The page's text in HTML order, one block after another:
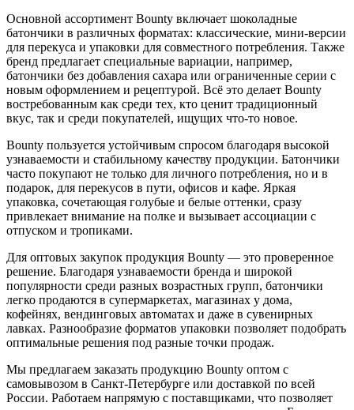
Основной ассортимент Bounty включает шоколадные
батончики в различных форматах: классические, мини-версии
для перекуса и упаковки для совместного потребления. Также
бренд предлагает специальные вариации, например,
батончики без добавления сахара или ограниченные серии с
новым оформлением и рецептурой. Всё это делает Bounty
востребованным как среди тех, кто ценит традиционный
вкус, так и среди покупателей, ищущих что-то новое.
Bounty пользуется устойчивым спросом благодаря высокой
узнаваемости и стабильному качеству продукции. Батончики
часто покупают не только для личного потребления, но и в
подарок, для перекусов в пути, офисов и кафе. Яркая
упаковка, сочетающая голубые и белые оттенки, сразу
привлекает внимание на полке и вызывает ассоциации с
отпуском и тропиками.
Для оптовых закупок продукция Bounty — это проверенное
решение. Благодаря узнаваемости бренда и широкой
популярности среди разных возрастных групп, батончики
легко продаются в супермаркетах, магазинах у дома,
кофейнях, вендинговых автоматах и даже в сувенирных
лавках. Разнообразие форматов упаковки позволяет подобрать
оптимальные решения под разные точки продаж.
Мы предлагаем заказать продукцию Bounty оптом с
самовывозом в Санкт-Петербурге или доставкой по всей
России. Работаем напрямую с поставщиками, что позволяет